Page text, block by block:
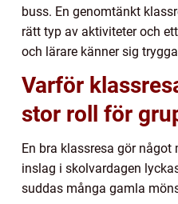
buss. En genomtänkt
rätt typ av aktiviteter och
och lärare känner sig
Varför
stor roll för
En bra klassresa gör
inslag i skolvardagen
suddas många gamla